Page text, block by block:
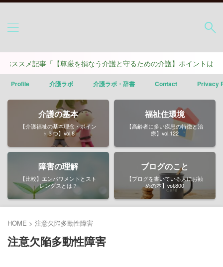
スメ記事「【尊厳を損なう介護と守るための介護】ポイントは４つ」
Profile 介護ラボ 介護ラボ・辞書 Contact Privacy
介護の基本
【介護福祉の基本理念・ポイン
ト３つ】vol.8
福祉住環境
【高齢者に多い疾患の特徴と治
療】vol.122
障害の理解
【比較】エンパワメントとスト
レングスとは？
ブログのこと
【ブログを書いている人にお勧
めの本】vol.800
HOME > 注意欠陥多動性障害
注意欠陥多動性障害